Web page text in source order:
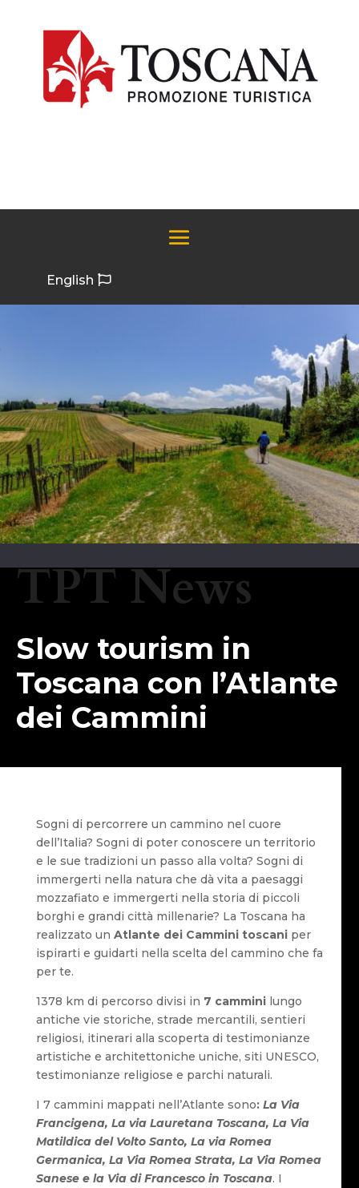
English
TPT News
Slow tourism in
Toscana con l’Atlante
dei Cammini
Sogni di percorrere un cammino nel cuore
dell’Italia? Sogni di poter conoscere un territorio
e le sue tradizioni un passo alla volta? Sogni di
immergerti nella natura che dà vita a paesaggi
mozzafiato e immergerti nella storia di piccoli
borghi e grandi città millenarie? La Toscana ha
realizzato un Atlante dei Cammini toscaniper
ispirarti e guidarti nella scelta del cammino che fa
per te.
1378 km di percorso divisi in 7 camminilungo
antiche vie storiche, strade mercantili, sentieri
religiosi, itinerari alla scoperta di testimonianze
artistiche e architettoniche uniche, siti UNESCO,
testimonianze religiose e parchi naturali.
I 7 cammini mappati nell’Atlante sono: La Via
Francigena, La via Lauretana Toscana, La Via
Matildica del Volto Santo, La via Romea
Germanica, La Via Romea Strata, La Via Romea
Sanese e la Via di Francesco in Toscana. I